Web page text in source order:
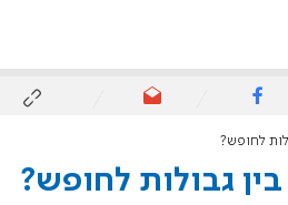
לחופש?
גבולות לחופש?